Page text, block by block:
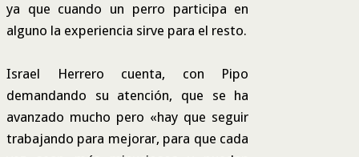
ya que cuando un perro participa en
alguno la experiencia sirve para el resto.
Israel Herrero cuenta, con Pipo
demandando su atención, que se ha
avanzado mucho pero «hay que seguir
trabajando para mejorar, para que cada